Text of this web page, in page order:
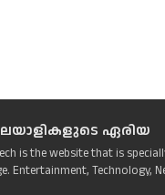
ഏരിയ
is the website that is
Entertainment, Technology,